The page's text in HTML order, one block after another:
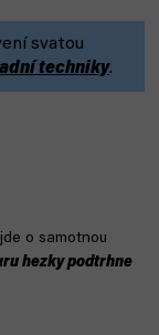
svatou
techniky.
o samotnou
hezky podtrhne